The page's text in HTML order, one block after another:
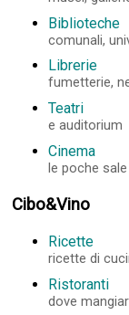
Biblioteche
comunali,
Librerie
fumetterie,
Teatri
e auditorium
Cinema
le poche
Cibo&Vino
Ricette
ricette di
Ristoranti
dove